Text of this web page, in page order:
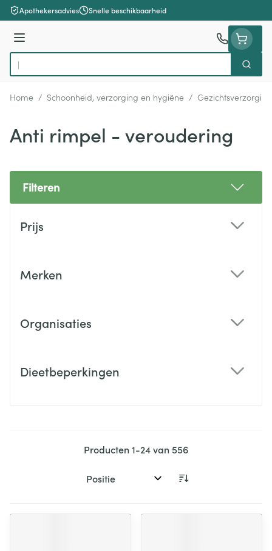
Ga naar de inhoud
Apothekersadvies Snelle beschikbaarheid
Menu
Product, merk, categorie...
Zoek
Home / Schoonheid, verzorging en hygiëne / Gezichtsverzorging
Anti rimpel - veroudering
Filteren
Prijs
Merken
Organisaties
Dieetbeperkingen
Producten1-24van556
Sorteer op: